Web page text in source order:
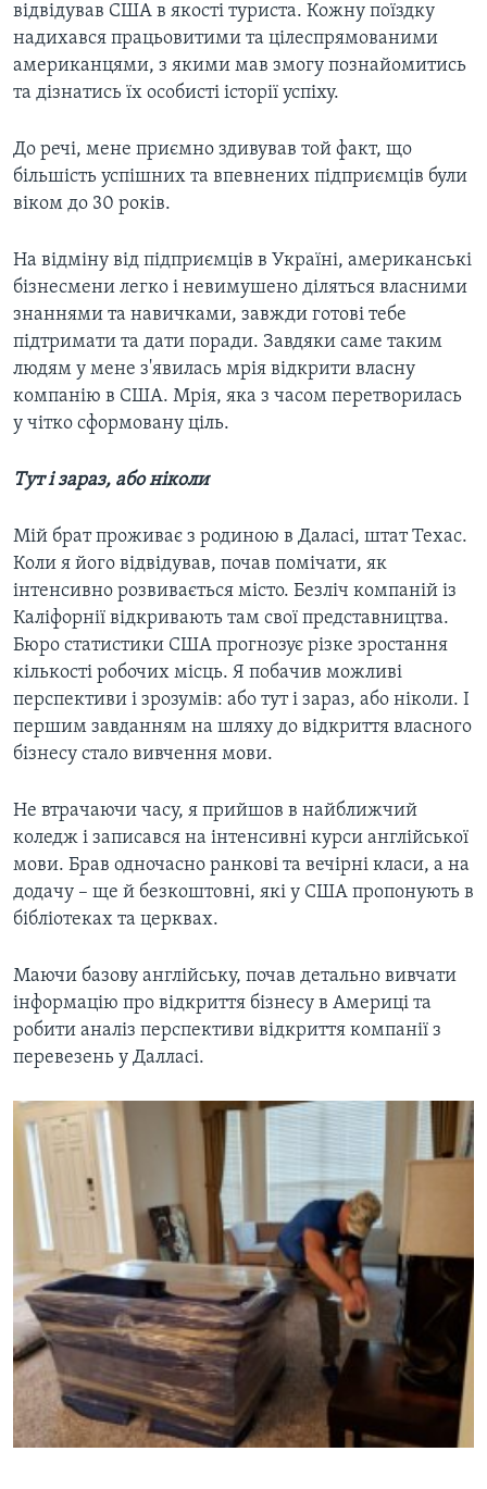
відвідував США в якості туриста. Кожну поїздку
надихався працьовитими та цілеспрямованими
американцями, з якими мав змогу познайомитись
та дізнатись їх особисті історії успіху.
До речі, мене приємно здивував той факт, що
більшість успішних та впевнених підприємців були
віком до 30 років.
На відміну від підприємців в Україні, американські
бізнесмени легко і невимушено діляться власними
знаннями та навичками, завжди готові тебе
підтримати та дати поради. Завдяки саме таким
людям у мене з'явилась мрія відкрити власну
компанію в США. Мрія, яка з часом перетворилась
у чітко сформовану ціль.
Тут і зараз, або ніколи
Мій брат проживає з родиною в Даласі, штат Техас.
Коли я його відвідував, почав помічати, як
інтенсивно розвивається місто. Безліч компаній із
Каліфорнії відкривають там свої представництва.
Бюро статистики США прогнозує різке зростання
кількості робочих місць. Я побачив можливі
перспективи і зрозумів: або тут і зараз, або ніколи. І
першим завданням на шляху до відкриття власного
бізнесу стало вивчення мови.
Не втрачаючи часу, я прийшов в найближчий
коледж і записався на інтенсивні курси англійської
мови. Брав одночасно ранкові та вечірні класи, а на
додачу – ще й безкоштовні, які у США пропонують в
бібліотеках та церквах.
Маючи базову англійську, почав детально вивчати
інформацію про відкриття бізнесу в Америці та
робити аналіз перспективи відкриття компанії з
перевезень у Далласі.